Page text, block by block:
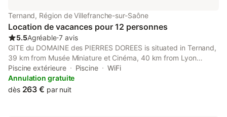
Ternand, Région de Villefranche-sur-Saône
Location de vacances pour 12 personnes
5.5Agréable⋅7 avis
GITE du DOMAINE des PIERRES DOREES is situated in Ternand,
39 km from Musée Miniature et Cinéma, 40 km from Lyon
Perrache Train Station, as well as 40 km from Fourviere Roman
Theatre.
Piscine extérieure Piscine
WiFi
Annulation gratuite
dès 263 € par nuit